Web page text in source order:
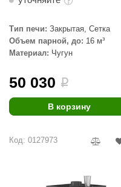
Тип печи: Закрытая, Сетка
Объем парной, до: 16 м³
Материал: Чугун
50 030 i
В корзину
Код: 0127973